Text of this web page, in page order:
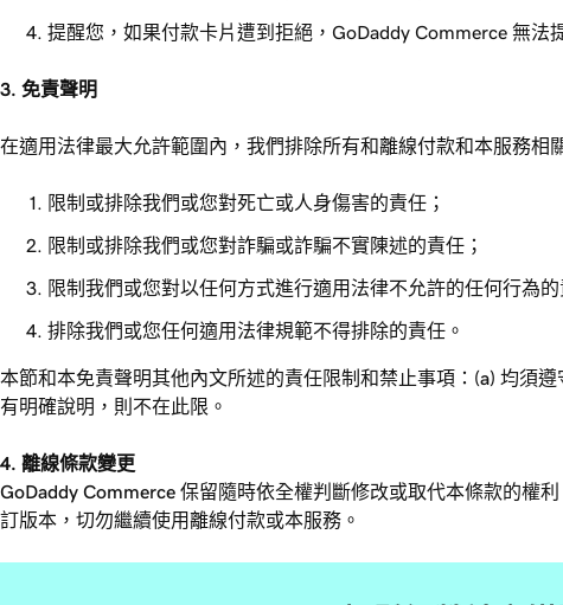
提醒您，如果付款卡片遭到拒絕，GoDaddy Commerce 無法
3. 免責聲明
在適用法律最大允許範圍內，我們排除所有和離線付款和本服務
限制或排除我們或您對死亡或人身傷害的責任；
限制或排除我們或您對詐騙或詐騙不實陳述的責任；
限制我們或您對以任何方式進行適用法律不允許的任何行為
排除我們或您任何適用法律規範不得排除的責任。
本節和本免責聲明其他內文所述的責任限制和禁止事項：(a) 均須
有明確說明，則不在此限。
4. 離線條款變更
GoDaddy Commerce 保留隨時依全權判斷修改或取代本條款的權
訂版本，切勿繼續使用離線付款或本服務。